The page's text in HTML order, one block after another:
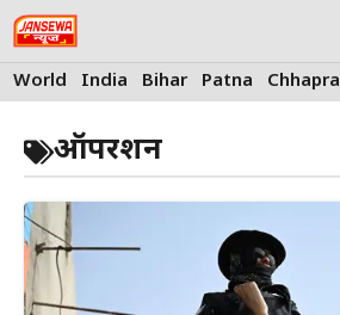
Skip
to
content
World India Bihar Patna Chhapra
ऑपरशन